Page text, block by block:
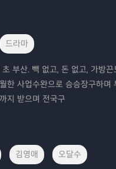
드라마
부산. 빽 없고, 돈 없고, 가방
한 사업수완으로 승승장구하
지 받으며 전국구
김영애 오달수